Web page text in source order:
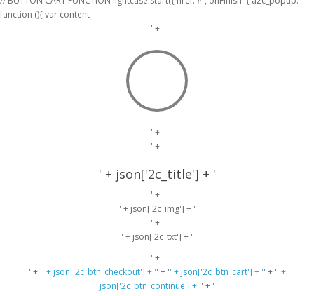
function (){ var content = '
' + '
' + '
' + '
' + json['2c_title'] + '
' + '
' + json['2c_img'] + '
' + '
' + json['2c_txt'] + '
' + '
' + '' + json['2c_btn_checkout'] + '' + '' + json['2c_btn_cart'] + '' + '' +
json['2c_btn_continue'] + '' + '